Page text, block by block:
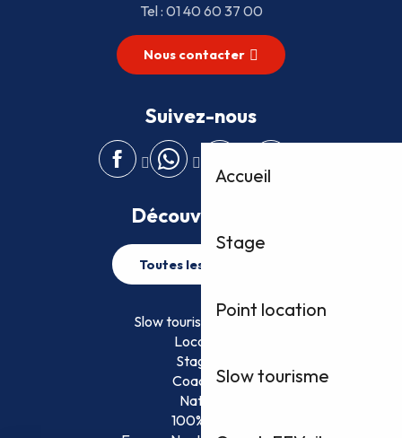
Accueil
Stage
Point location
Slow tourisme
Tel : 01 40 60 37 00
Nous contacter
Suivez-nous
Découvrez plus
Toutes les activités
Slow tourisme FFVoile
Location
Stage
Coaching
Nature
100% Fun